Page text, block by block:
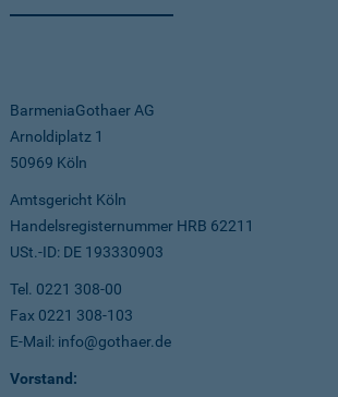
BarmeniaGothaer AG
Arnoldiplatz 1
50969 Köln
Amtsgericht Köln
Handelsregisternummer HRB 62211
USt.-ID: DE 193330903
Tel. 0221 308-00
Fax 0221 308-103
E-Mail: info@gothaer.de
Vorstand: